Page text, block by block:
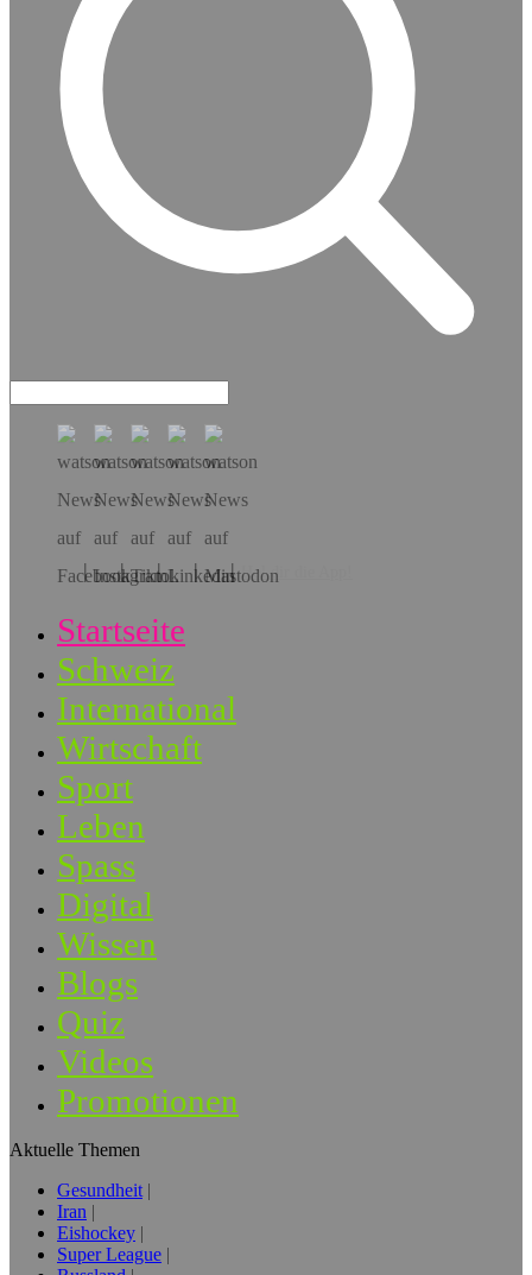
Hol dir die App!
Startseite
Schweiz
International
Wirtschaft
Sport
Leben
Spass
Digital
Wissen
Blogs
Quiz
Videos
Promotionen
Aktuelle Themen
Gesundheit
Iran
Eishockey
Super League